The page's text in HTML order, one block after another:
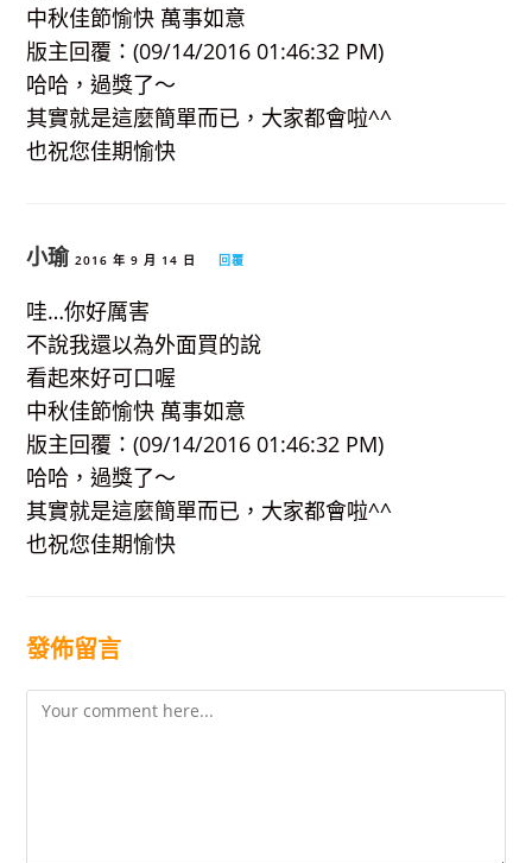
中秋佳節愉快 萬事如意
版主回覆：(09/14/2016 01:46:32 PM)
哈哈，過獎了～
其實就是這麼簡單而已，大家都會啦^^
也祝您佳期愉快
小瑜 2016 年 9 月 14 日 回覆
哇…你好厲害
不說我還以為外面買的說
看起來好可口喔
中秋佳節愉快 萬事如意
版主回覆：(09/14/2016 01:46:32 PM)
哈哈，過獎了～
其實就是這麼簡單而已，大家都會啦^^
也祝您佳期愉快
發佈留言
Comment